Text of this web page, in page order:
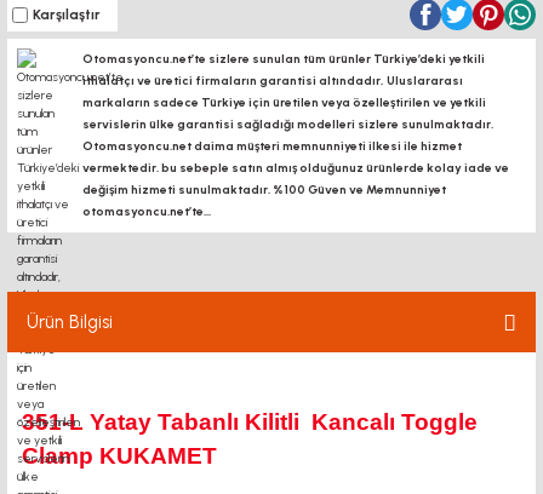
Karşılaştır
Otomasyoncu.net’te sizlere sunulan tüm ürünler Türkiye’deki yetkili
ithalatçı ve üretici firmaların garantisi altındadır, Uluslararası
markaların sadece Türkiye için üretilen veya özelleştirilen ve yetkili
servislerin ülke garantisi sağladığı modelleri sizlere sunulmaktadır.
Otomasyoncu.net daima müşteri memnunniyeti ilkesi ile hizmet
vermektedir. bu sebeple satın almış olduğunuz ürünlerde kolay iade ve
değişim hizmeti sunulmaktadır. %100 Güven ve Memnunniyet
otomasyoncu.net’te...
Ürün Bilgisi
351-L Yatay Tabanlı Kilitli Kancalı Toggle
Clamp KUKAMET